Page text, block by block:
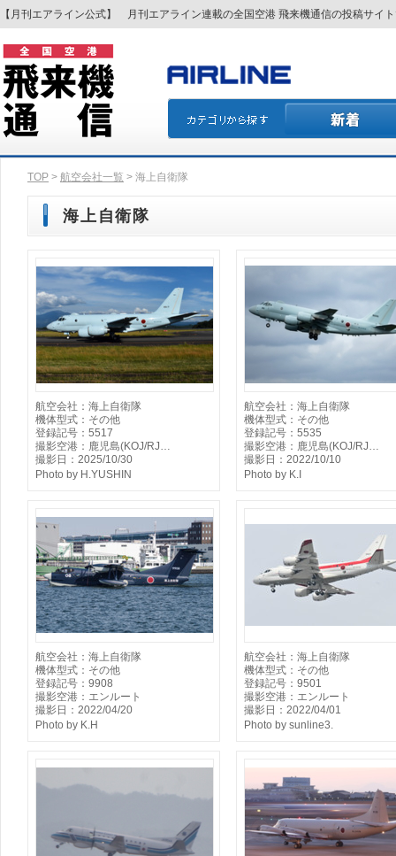
【月刊エアライン公式】 月刊エアライン連載の全国空港 飛来機通信の投稿サイ
TOP > 航空会社一覧 > 海上自衛隊
海上自衛隊
航空会社：海上自衛隊
機体型式：その他
登録記号：5517
撮影空港：鹿児島(KOJ/RJ…
撮影日：2025/10/30
Photo by H.YUSHIN
航空会社：海上自衛隊
機体型式：その他
登録記号：5535
撮影空港：鹿児島(KOJ/RJ…
撮影日：2022/10/10
Photo by K.I
航空会社：海上自衛隊
機体型式：その他
登録記号：9908
撮影空港：エンルート
撮影日：2022/04/20
Photo by K.H
航空会社：海上自衛隊
機体型式：その他
登録記号：9501
撮影空港：エンルート
撮影日：2022/04/01
Photo by sunline3.